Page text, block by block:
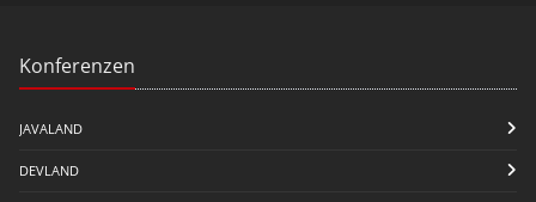
Konferenzen
JAVALAND
DEVLAND